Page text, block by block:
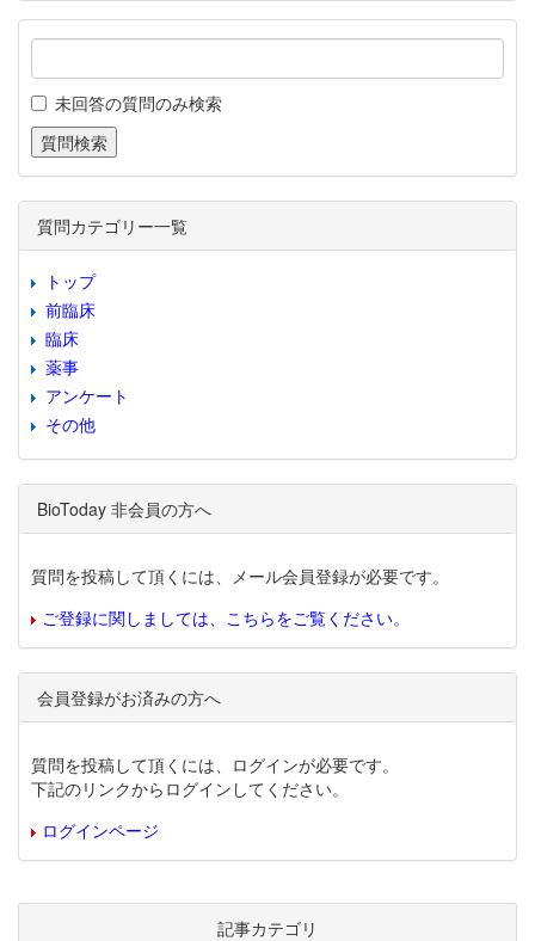
未回答の質問のみ検索
質問カテゴリー一覧
トップ
前臨床
臨床
薬事
アンケート
その他
BioToday 非会員の方へ
質問を投稿して頂くには、メール会員登録が必要です。
ご登録に関しましては、こちらをご覧ください。
会員登録がお済みの方へ
質問を投稿して頂くには、ログインが必要です。
下記のリンクからログインしてください。
ログインページ
記事カテゴリ